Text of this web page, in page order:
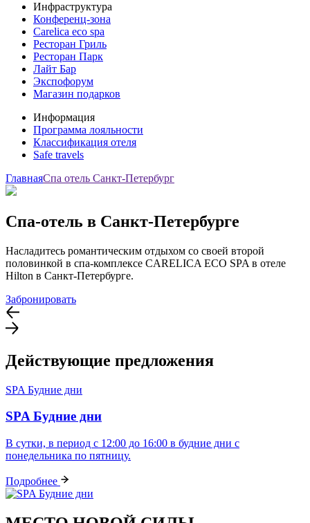
Инфраструктура
Конференц-зона
Carelica eco spa
Ресторан Гриль
Ресторан Парк
Лайт Бар
Экспофорум
Магазин подарков
Информация
Программа лояльности
Классификация отеля
Safe travels
ГлавнаяСпа отель Cанкт-Петербург
Спа-отель в Санкт-Петербурге
Насладитесь романтическим отдыхом со своей второй
половинкой в спа-комплексе CARELICA ECO SPA в отеле
Hilton в Санкт-Петербурге.
Забронировать
Действующие предложения
SPA Будние дни
SPA Будние дни
В сутки, в период с 12:00 до 16:00 в будние дни с
понедельника по пятницу.
Подробнее